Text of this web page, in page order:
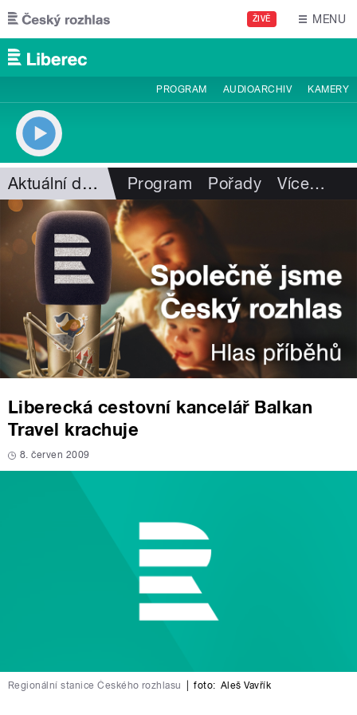
Přejít k hlavnímu obsahu
ŽIVĚ MENU
PROGRAM AUDIOARCHIV KAMERY
Aktuální dění Program Pořady Více…
Liberecká cestovní kancelář Balkan
Travel krachuje
8. červen 2009
Regionální stanice Českého rozhlasu foto: Aleš Vavřík